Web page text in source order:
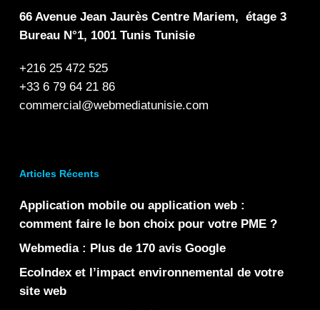
66 Avenue Jean Jaurès Centre Mariem, étage 3
Bureau N°1, 1001 Tunis Tunisie
+216 25 472 525
+33 6 79 64 21 86
commercial@webmediatunisie.com
Articles Récents
Application mobile ou application web :
comment faire le bon choix pour votre PME ?
Webmedia : Plus de 170 avis Google
EcoIndex et l’impact environnemental de votre
site web